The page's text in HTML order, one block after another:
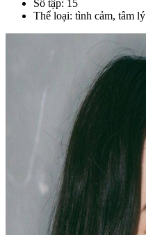
Số tập: 15
Thể loại: tình cảm, tâm lý